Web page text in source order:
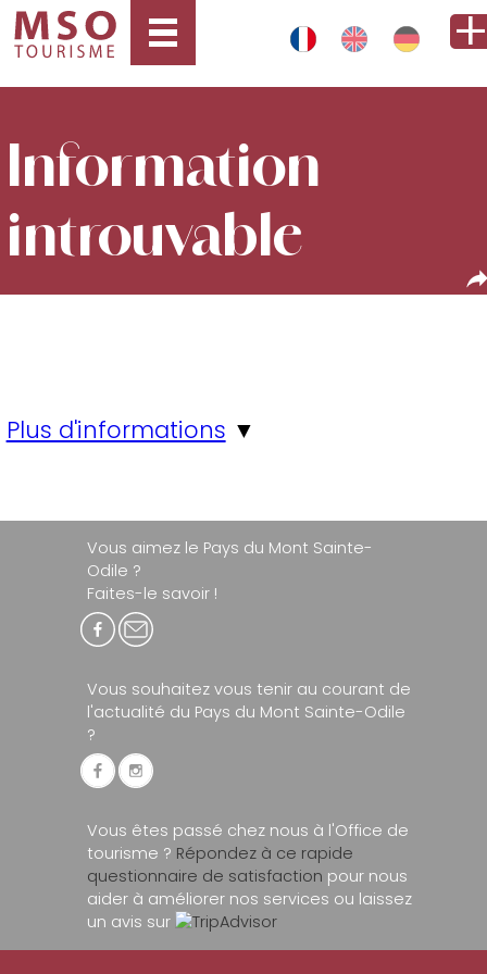
Information
introuvable
Plus d'informations ▼
Vous aimez le Pays du Mont Sainte-
Odile ?
Faites-le savoir !
Vous souhaitez vous tenir au courant de
l'actualité du Pays du Mont Sainte-Odile
?
Vous êtes passé chez nous à l'Office de
tourisme ? Répondez à ce rapide
questionnaire de satisfaction pour nous
aider à améliorer nos services ou laissez
un avis sur